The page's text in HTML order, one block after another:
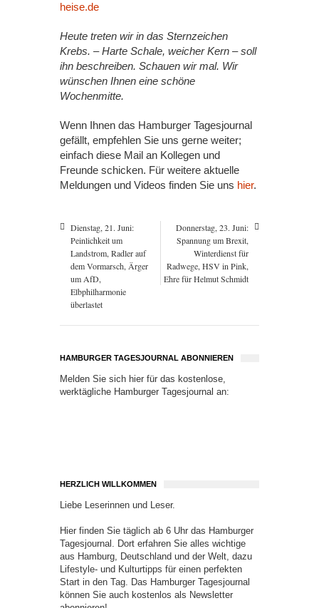
heise.de
Heute treten wir in das Sternzeichen
Krebs. – Harte Schale, weicher Kern – soll
ihn beschreiben. Schauen wir mal. Wir
wünschen Ihnen eine schöne
Wochenmitte.
Wenn Ihnen das Hamburger Tagesjournal
gefällt, empfehlen Sie uns gerne weiter;
einfach diese Mail an Kollegen und
Freunde schicken. Für weitere aktuelle
Meldungen und Videos finden Sie uns hier.
Dienstag, 21. Juni:
Peinlichkeit um
Landstrom, Radler auf
dem Vormarsch, Ärger
um AfD,
Elbphilharmonie
überlastet
Donnerstag, 23. Juni:
Spannung um Brexit,
Winterdienst für
Radwege, HSV in Pink,
Ehre für Helmut Schmidt
HAMBURGER TAGESJOURNAL ABONNIEREN
Melden Sie sich hier für das kostenlose,
werktägliche Hamburger Tagesjournal an:
HERZLICH WILLKOMMEN
Liebe Leserinnen und Leser.
Hier finden Sie täglich ab 6 Uhr das Hamburger
Tagesjournal. Dort erfahren Sie alles wichtige
aus Hamburg, Deutschland und der Welt, dazu
Lifestyle- und Kulturtipps für einen perfekten
Start in den Tag. Das Hamburger Tagesjournal
können Sie auch kostenlos als Newsletter